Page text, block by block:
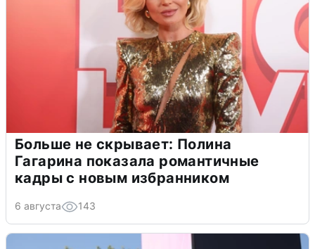
Больше не скрывает: Полина
Гагарина показала романтичные
кадры с новым избранником
6 августа 143